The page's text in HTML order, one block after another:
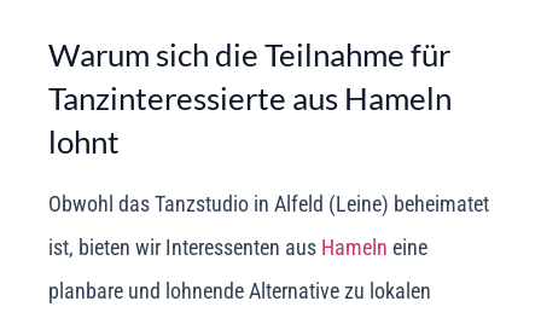
Warum sich die Teilnahme für
Tanzinteressierte aus Hameln
lohnt
Obwohl das Tanzstudio in Alfeld (Leine) beheimatet
ist, bieten wir Interessenten aus Hameln eine
planbare und lohnende Alternative zu lokalen